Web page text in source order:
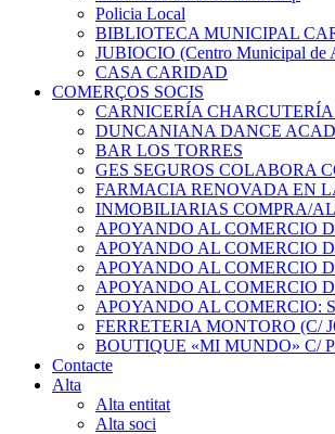
Policia Local
BIBLIOTECA MUNICIPAL
JUBIOCIO (Centro Municipal de
CASA CARIDAD
COMERÇOS SOCIS
CARNICERÍA CHARCUTERÍA
DUNCANIANA DANCE
BAR LOS TORRES
GES SEGUROS COLABORA
FARMACIA RENOVADA EN
INMOBILIARIAS COMPRA/
APOYANDO AL COMERCIO
APOYANDO AL COMERCIO
APOYANDO AL COMERCIO
APOYANDO AL COMERCIO
APOYANDO AL COMERCIO:
FERRETERIA MONTORO (C/
BOUTIQUE «MI MUNDO» C/
Contacte
Alta
Alta entitat
Alta soci